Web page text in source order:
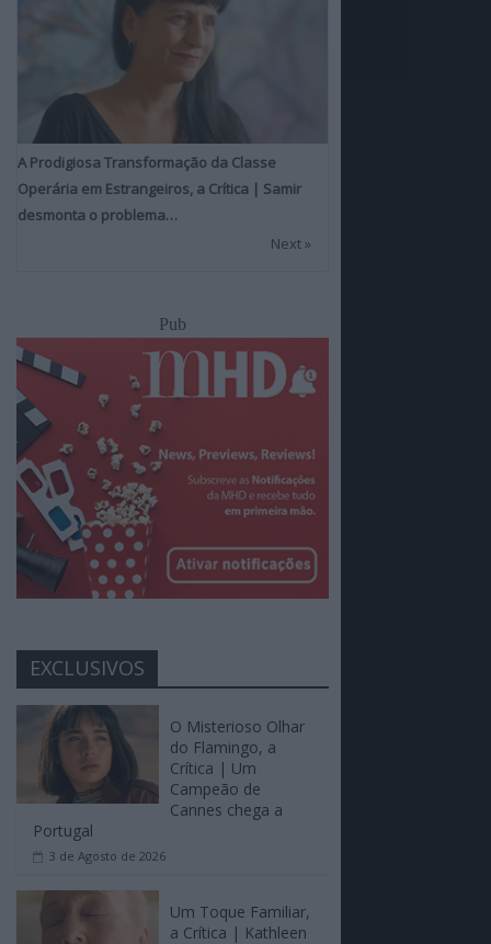
A Prodigiosa Transformação da Classe
Operária em Estrangeiros, a Crítica | Samir
desmonta o problema…
Next »
Pub
EXCLUSIVOS
O Misterioso Olhar
do Flamingo, a
Crítica | Um
Campeão de
Cannes chega a
Portugal
3 de Agosto de 2026
Um Toque Familiar,
a Crítica | Kathleen